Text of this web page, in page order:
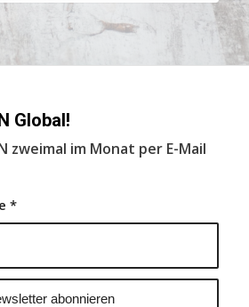
Global!
zweimal im Monat per E-Mail
*